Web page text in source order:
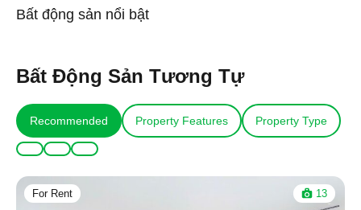
Bất động sản nổi bật
Bất Động Sản Tương Tự
Recommended Property Features Property Type
For Rent 13